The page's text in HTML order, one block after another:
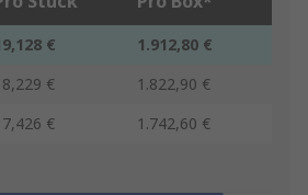
€
1.912,80 €
€
1.822,90 €
€ 1.742,60 €